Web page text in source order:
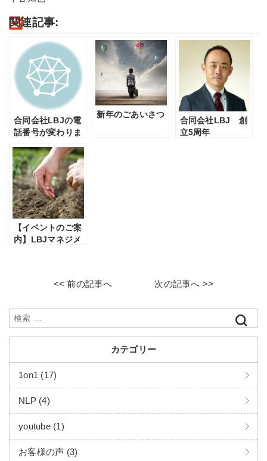
関連記事:
合同会社LBJの電
話番号が変わりま
新年のごあいさつ
合同会社LBJ 創
立5周年
【イベントのご案
内】LBJマネジメ
<< 前の記事へ 次の記事へ >>
カテゴリー
1on1 (17)
NLP (4)
youtube (1)
お客様の声 (3)